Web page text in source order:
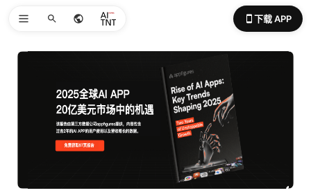
下载 APP